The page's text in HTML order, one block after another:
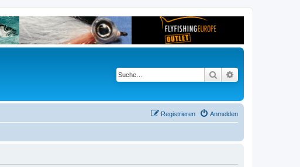
Suche
Anmelden
Registrieren